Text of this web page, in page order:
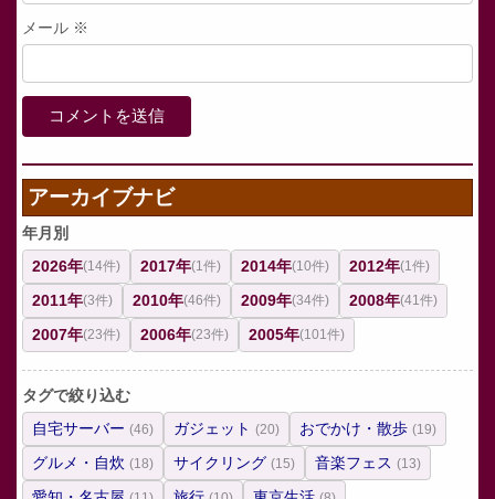
メール ※
アーカイブナビ
年月別
2026年(14件) 2017年(1件) 2014年(10件) 2012年(1件)
2011年(3件) 2010年(46件) 2009年(34件) 2008年(41件)
2007年(23件) 2006年(23件) 2005年(101件)
タグで絞り込む
自宅サーバー (46) ガジェット (20) おでかけ・散歩 (19)
グルメ・自炊 (18) サイクリング (15) 音楽フェス (13)